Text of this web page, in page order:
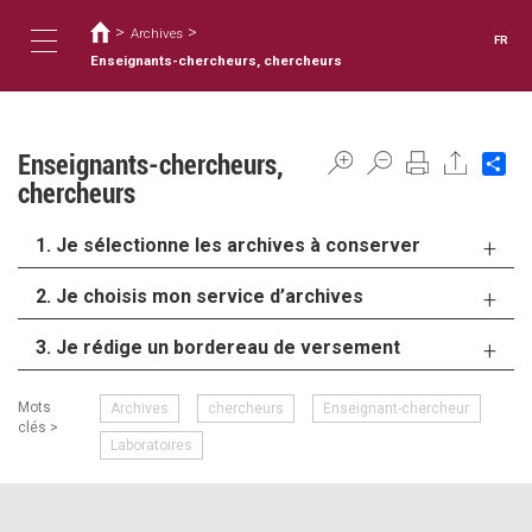
contenu
Toggle
navigation
êtes
ici
> Archives >
Enseignants-chercheurs, chercheurs
FR
Enseignants-chercheurs,
chercheurs
1. Je sélectionne les archives à conserver
2. Je choisis mon service d’archives
3. Je rédige un bordereau de versement
Mots
clés >
Archives chercheurs Enseignant-chercheur
Laboratoires